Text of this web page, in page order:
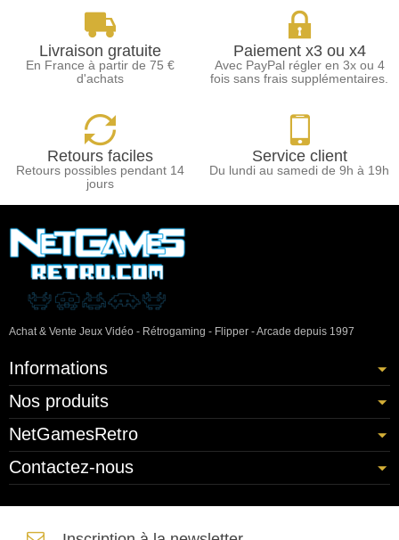
Livraison gratuite
En France à partir de 75 €
d'achats
Paiement x3 ou x4
Avec PayPal régler en 3x ou 4
fois sans frais supplémentaires.
Retours faciles
Retours possibles pendant 14
jours
Service client
Du lundi au samedi de 9h à 19h
Achat & Vente Jeux Vidéo - Rétrogaming - Flipper - Arcade depuis 1997
Informations
Nos produits
NetGamesRetro
Contactez-nous